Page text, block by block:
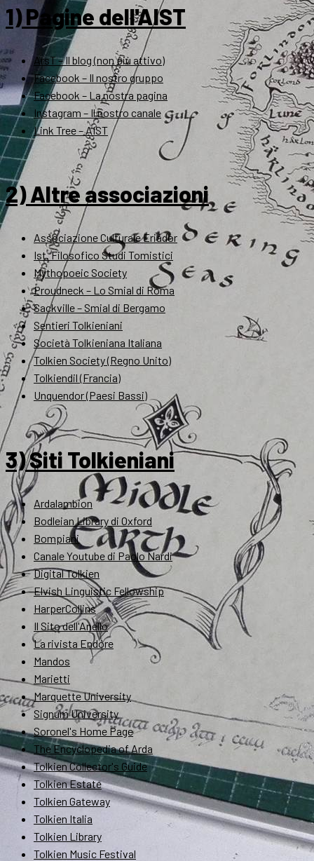
1) Pagine dell'AIST
ArsT – Il blog (non più attivo)
Facebook – Il nostro gruppo
Facebook – La nostra pagina
Instagram – Il nostro canale
Link Tree – AIST
2) Altre associazioni
Associazione Culturale Eriador
Ist. Filosofico Studi Tomistici
Mythopoeic Society
Proudneck – Lo Smial di Roma
Sackville – Smial di Bergamo
Sentieri Tolkieniani
Società Tolkieniana Italiana
Tolkien Society (Regno Unito)
Tolkiendil (Francia)
Unquendor (Paesi Bassi)
3) Siti Tolkieniani
Ardalambion
Bodleian Library di Oxford
Bompiani
Canale Youtube di Paolo Nardi
Digital Tolkien
Elvish Linguistic Fellowship
HarperCollins
Il Sito dell'Anello
La rivista Endóre
Mandos
Marietti
Marquette University
Signum University
Soronel's Home Page
The Encyclopedia of Arda
Tolkien Collector's Guide
Tolkien Estate
Tolkien Gateway
Tolkien Italia
Tolkien Library
Tolkien Music Festival